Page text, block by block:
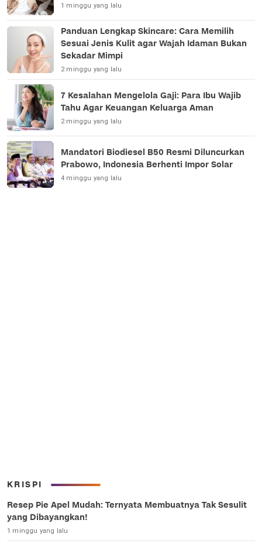
1 minggu yang lalu
Panduan Lengkap Skincare: Cara Memilih
Sesuai Jenis Kulit agar Wajah Idaman Bukan
Sekadar Mimpi
2 minggu yang lalu
7 Kesalahan Mengelola Gaji: Para Ibu Wajib
Tahu Agar Keuangan Keluarga Aman
2 minggu yang lalu
Mandatori Biodiesel B50 Resmi Diluncurkan
Prabowo, Indonesia Berhenti Impor Solar
4 minggu yang lalu
KRISPI
Resep Pie Apel Mudah: Ternyata Membuatnya Tak Sesulit
yang Dibayangkan!
1 minggu yang lalu